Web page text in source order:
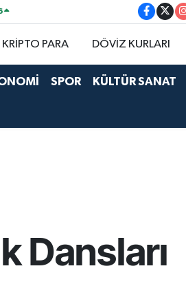
KRİPTO PARA DÖVİZ KURLARI
SPOR KÜLTÜR SANAT
Dansları